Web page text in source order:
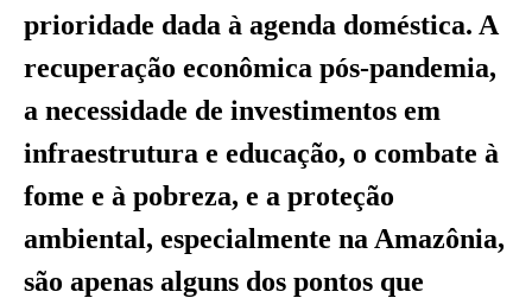
prioridade dada à agenda doméstica. A
recuperação econômica pós-pandemia,
a necessidade de investimentos em
infraestrutura e educação, o combate à
fome e à pobreza, e a proteção
ambiental, especialmente na Amazônia,
são apenas alguns dos pontos que